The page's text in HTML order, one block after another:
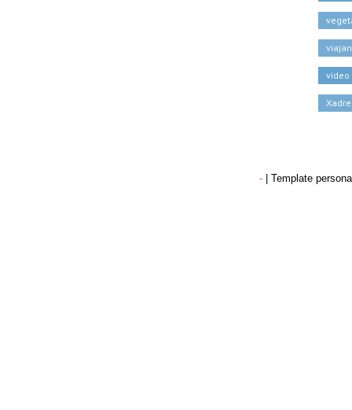
video
- | Template